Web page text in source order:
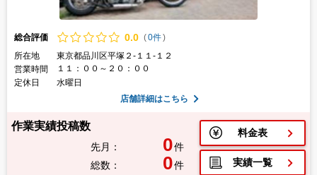
総合評価 0.0 (0件)
所在地
東京都品川区平塚２-１１-１２
営業時間
１１：００～２０：００
定休日
水曜日
店舗詳細はこちら
作業実績投稿数
先月： 0件
総数：
0件
料金表
実績一覧